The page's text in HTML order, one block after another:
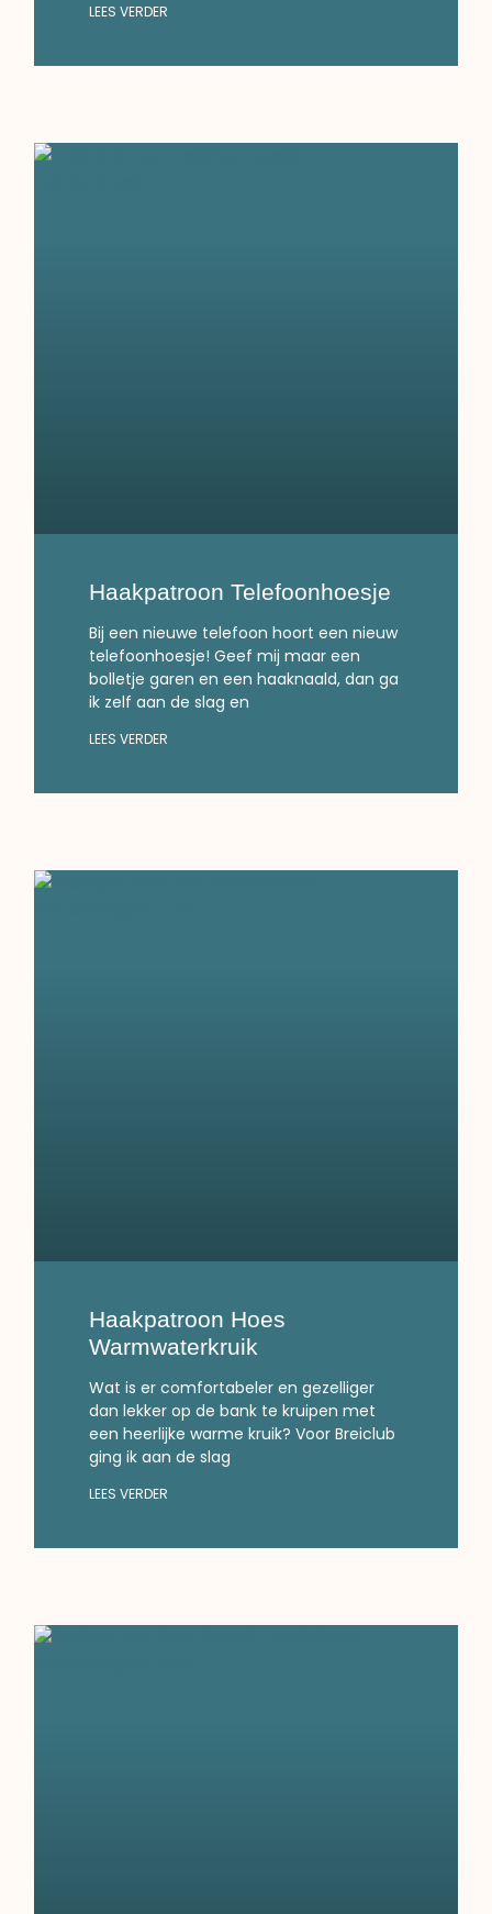
LEES VERDER
Haakpatroon Telefoonhoesje
Bij een nieuwe telefoon hoort een nieuw
telefoonhoesje! Geef mij maar een
bolletje garen en een haaknaald, dan ga
ik zelf aan de slag en
LEES VERDER
Haakpatroon Hoes
Warmwaterkruik
Wat is er comfortabeler en gezelliger
dan lekker op de bank te kruipen met
een heerlijke warme kruik? Voor Breiclub
ging ik aan de slag
LEES VERDER